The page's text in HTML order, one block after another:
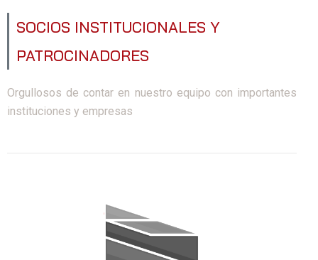
SOCIOS INSTITUCIONALES Y
PATROCINADORES
Orgullosos de contar en nuestro equipo con importantes
instituciones y empresas